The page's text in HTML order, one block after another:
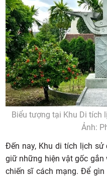
Biểu tượng tại Khu Di tích
Ảnh:
Đến nay, Khu di tích lịch sử
giữ những hiện vật gốc
chiến sĩ cách mạng. Để